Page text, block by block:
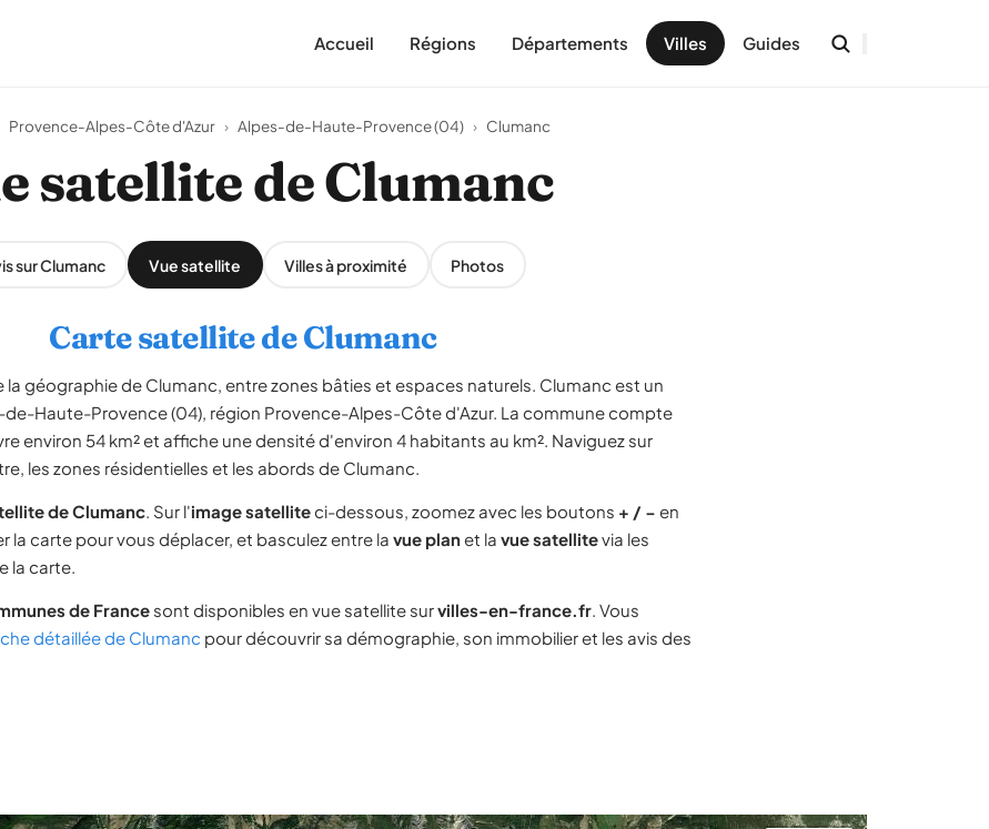
Accueil Régions Départements Villes Guides
Provence-Alpes-Côte d'Azur › Alpes-de-Haute-Provence (04) › Clumanc
satellite de Clumanc
sur Clumanc Vue satellite Villes à proximité Photos
Carte satellite de Clumanc
géographie de Clumanc, entre zones bâties et espaces naturels. Clumanc est un
de-Haute-Provence (04), région Provence-Alpes-Côte d'Azur. La commune compte
environ 54 km² et affiche une densité d'environ 4 habitants au km². Naviguez sur
les zones résidentielles et les abords de Clumanc.
de Clumanc. Sur l'image satelliteci-dessous, zoomez avec les boutons + / − en
la carte pour vous déplacer, et basculez entre la vue planet la vue satellitevia les
la carte.
de France sont disponibles en vue satellite survilles-en-france.fr. Vous
détaillée de Clumanc pour découvrir sa démographie, son immobilier et les avis des